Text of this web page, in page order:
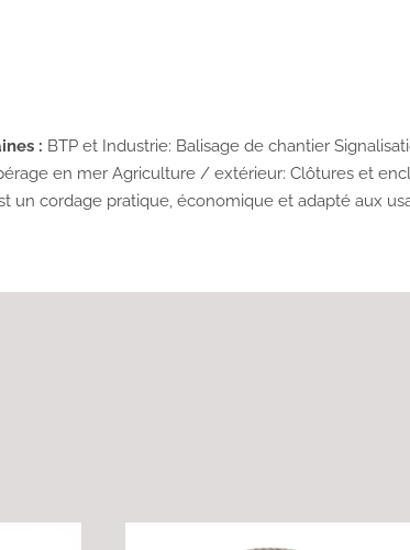
: BTP et Industrie: Balisage de chantier
en mer Agriculture / extérieur: Clôtures et
un cordage pratique, économique et adapté aux